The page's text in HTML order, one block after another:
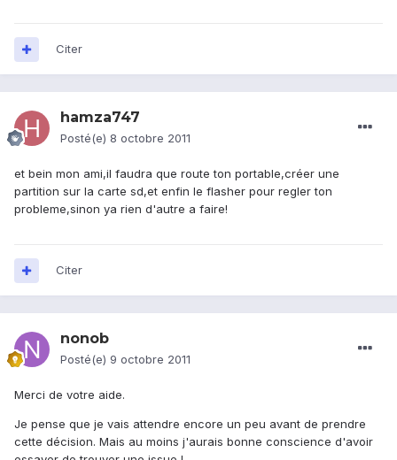
Citer
hamza747
Posté(e) 8 octobre 2011
et bein mon ami,il faudra que route ton portable,créer une
partition sur la carte sd,et enfin le flasher pour regler ton
probleme,sinon ya rien d'autre a faire!
Citer
nonob
Posté(e) 9 octobre 2011
Merci de votre aide.
Je pense que je vais attendre encore un peu avant de prendre
cette décision. Mais au moins j'aurais bonne conscience d'avoir